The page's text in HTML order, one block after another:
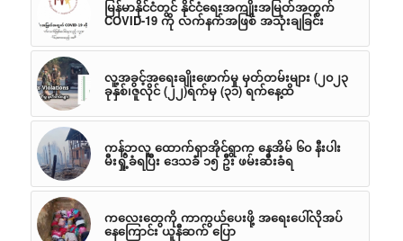
မြန်မာနိုင်ငံတွင် နိုင်ငံရေးအကျိုးအမြတ်အတွက်
COVID-19 ကို လက်နက်အဖြစ် အသုံးချခြင်း
လူ့အခွင့်အရေးချိုးဖောက်မှု မှတ်တမ်းများ (၂၀၂၃
ခုနှစ်၊ဇူလိုင် (၂၂)ရက်မှ (၃၁) ရက်နေ့ထိ
ကန့်ဘလူ ထောက်ရှာအိုင်ရွာက နေအိမ် ၆၀ နီးပါး
မီးရှို့ခံရပြီး ဒေသခံ ၁၅ ဦး ဖမ်းဆီးခံရ
ကလေးတွေကို ကာကွယ်ပေးဖို့ အရေးပေါ်လိုအပ်
နေကြောင်း ယူနီဆက် ပြော